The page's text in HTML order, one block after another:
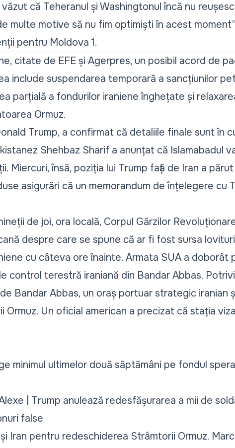
că Teheranul și Washingtonul încă nu
multe motive să nu fim optimiști în acest moment”
pentru Moldova 1.
citate de EFE și Agerpres, un posibil acord de
include suspendarea temporară a sancțiunilor
parțială a fondurilor iraniene înghețate și
Ormuz.
Trump, a confirmat că detaliile finale sunt în
Shehbaz Sharif a anunțat că Islamabadul
Miercuri, însă, poziția lui Trump față de Iran a
asigurări că un memorandum de înțelegere cu
de joi, ora locală, Corpul Gărzilor
despre care se spune că ar fi fost sursa
cu câteva ore înainte. Armata SUA a doborât
control terestră iraniană din Bandar Abbas.
Bandar Abbas, un oraș portuar strategic iranian
Ormuz. Un oficial american a precizat că stația
minimul ultimelor două săptămâni pe fondul
| Trump anulează redesfășurarea a mii de
false
Iran pentru redeschiderea Strâmtorii Ormuz.